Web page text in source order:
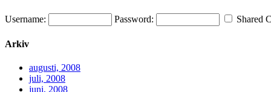
Username: Password: Shared
Arkiv
augusti, 2008
juli, 2008
juni, 2008